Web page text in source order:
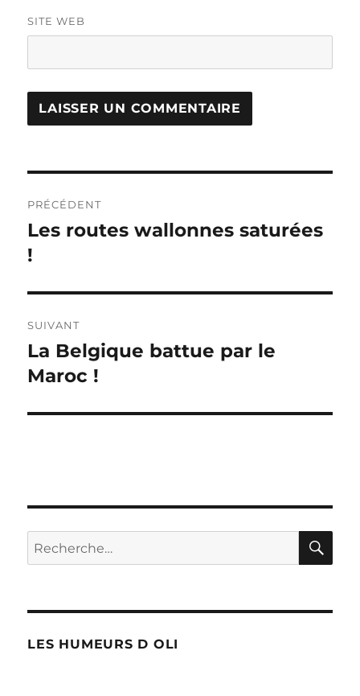
SITE WEB
de
l’article
PRÉCÉDENT
Publication
précédente :
Les routes wallonnes saturées
!
SUIVANT
Publication
suivante :
La Belgique battue par le
Maroc !
Recherche
pour :
LES HUMEURS D OLI